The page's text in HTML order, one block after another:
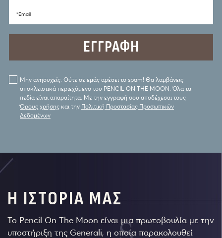
*Email
Μην ανησυχείς. Ούτε σε εμάς αρέσει το spam! Θα λαμβάνεις
αποκλειστικά περιεχόμενο του PENCIL ON THE MOON. Όλα τα
πεδία είναι απαραίτητα. Με την εγγραφή σου αποδέχεσαι τους
Όρους χρήσης και την Πολιτική Προστασίας Προσωπικών
Δεδομένων
Η ΙΣΤΟΡΙΑ ΜΑΣ
Το Pencil On The Moon είναι μια πρωτοβουλία με την
υποστήριξη της Generali, η οποία παρακολουθεί